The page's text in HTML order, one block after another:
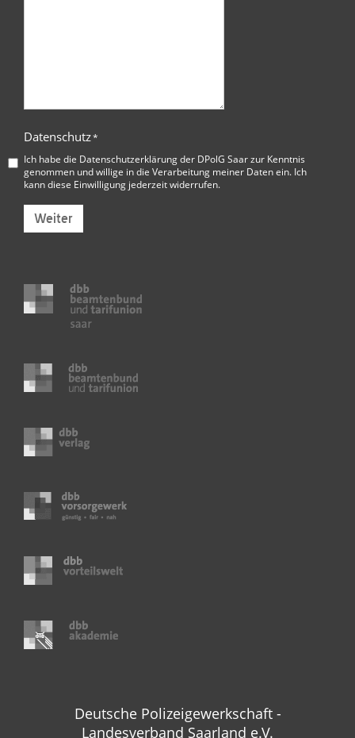
Datenschutz*
Ich habe die Datenschutzerklärung der DPolG Saarzur Kenntnis
genommen und willige in die Verarbeitung meiner Daten ein. Ich
kann diese Einwilligung jederzeit widerrufen.
Weiter
Deutsche Polizeigewerkschaft -
Landesverband Saarland e.V.